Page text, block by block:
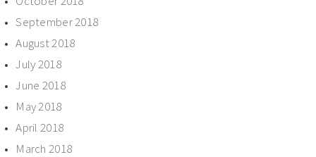
September 2018
August 2018
July 2018
June 2018
May 2018
April 2018
March 2018